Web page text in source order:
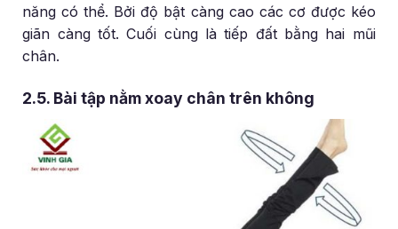
năng có thể. Bởi độ bật càng cao các cơ được kéo
giãn càng tốt. Cuối cùng là tiếp đất bằng hai mũi
chân.
2.5. Bài tập nằm xoay chân trên không